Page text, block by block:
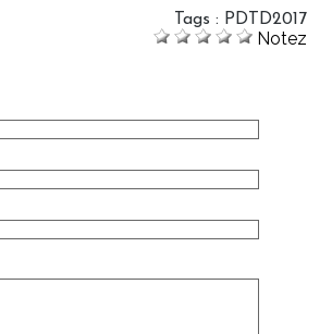
Tags : PDTD2017
Notez